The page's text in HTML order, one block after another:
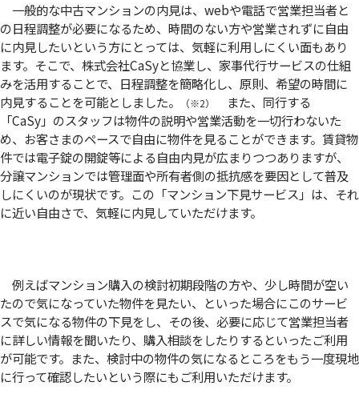
一般的な中古マンションの内見は、webや電話で営業担当者と
の日程調整が必要になるため、時間のない方や営業されずに自由
に内見したいという方にとっては、気軽に利用しにくい面もあり
ます。そこで、株式会社CaSyと協業し、家事代行サービスの仕組
みを活用することで、日程調整を簡略化し、原則、希望の時間に
内見することを可能としました。
（※2）
また、同行する
「CaSy」のスタッフは物件の説明や営業活動を一切行わないた
め、お客さまのペースで自由に物件を見ることができます。賃貸物
件では電子錠の開錠等による自由内見が広まりつつありますが、
分譲マンションでは管理面や所有者側の抵抗感を要因として普及
しにくいのが現状です。この「マンション下見サービス」は、それ
に近い自由さで、気軽に内見していただけます。
例えばマンション購入の検討初期段階の方や、少し時間が空い
たので気になっていた物件を見たい、といった場合にこのサービ
スで気になる物件の下見をし、その後、必要に応じて営業担当者
に詳しい情報を聞いたり、購入相談をしたりするといったご利用
が可能です。また、検討中の物件の気になるところをもう一度現地
に行って確認したいという際にもご利用いただけます。